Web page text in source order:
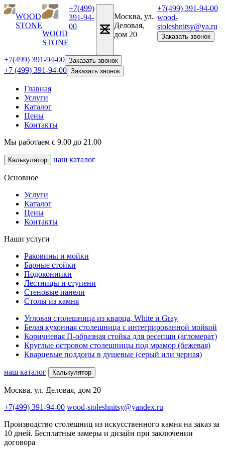
WOOD
STONE
WOOD
STONE
+7(499)
391-94-
00
Москва, ул.
Деловая,
дом 20
+7(499) 391-94-00
wood-
stoleshnitsy@ya.ru
Заказать звонок
+7(499) 391-94-00 Заказать звонок
+7 (499) 391-94-00 Заказать звонок
Главная
Услуги
Каталог
Цены
Контакты
Мы работаем с 9.00 до 21.00
Калькулятор наш каталог
Основное
Услуги
Каталог
Цены
Контакты
Наши услуги
Раковины и мойки
Барные стойки
Подоконники
Лестницы и ступени
Стеновые панели
Столы из камня
Угловая столешница из кварца, White и Gray
Белая кухонная столешница с интегрированной мойкой
Коричневая П-образная стойка для ресепшн (агломерат)
Круглые островом столешницы под мрамор (бежевая)
Кварцевые поддоны в душевые (серый или черная)
наш каталог Калькулятор
Москва, ул. Деловая, дом 20
+7(499) 391-94-00 wood-stoleshnitsy@yandex.ru
Производство столешниц из искусственного камня на заказ за
10 дней. Бесплатные замеры и дизайн при заключении
договора